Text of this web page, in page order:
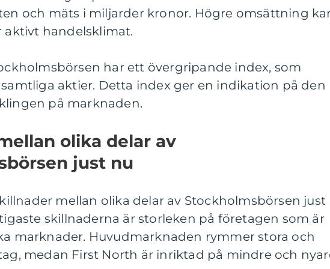
och mäts i miljarder kronor. Högre omsättning
aktivt handelsklimat.
har ett övergripande index, som
aktier. Detta index ger en indikation på den
på marknaden.
olika delar av
just nu
mellan olika delar av Stockholmsbörsen just
skillnaderna är storleken på företagen som är
marknader. Huvudmarknaden rymmer stora och
medan First North är inriktad på mindre och